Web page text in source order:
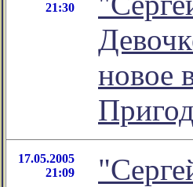
21:30
новое
17.05.2005
21:09